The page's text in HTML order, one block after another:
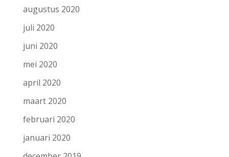
augustus 2020
juli 2020
juni 2020
mei 2020
april 2020
maart 2020
februari 2020
januari 2020